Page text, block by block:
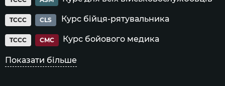
TCCC CLS Курс бійця-рятувальника
TCCC CMC Курс бойового медика
Показати більше